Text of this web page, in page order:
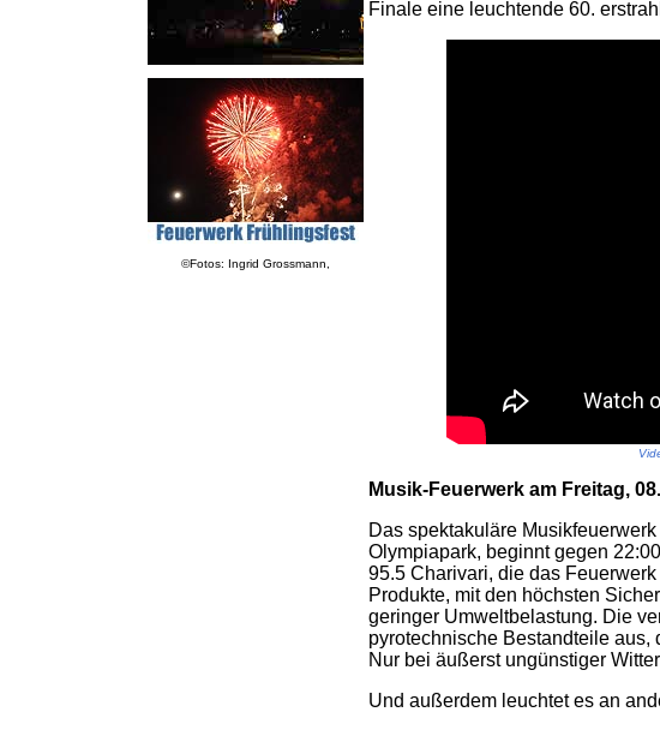
©Fotos: Ingrid Grossmann,
Finale eine leuchtende 60.
Musik-Feuerwerk am Freitag,
Das spektakuläre
Olympiapark, beginnt gegen
95.5 Charivari, die das
Produkte, mit den höchsten
geringer Umweltbelastung. Die
pyrotechnische Bestandteile
Nur bei äußerst ungünstiger
Und außerdem leuchtet es an